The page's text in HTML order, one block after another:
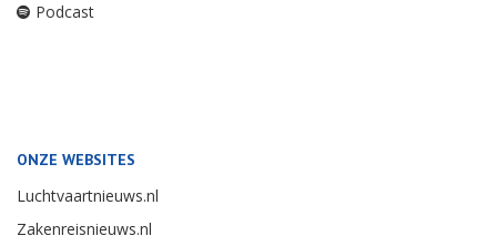
Podcast
ONZE WEBSITES
Luchtvaartnieuws.nl
Zakenreisnieuws.nl